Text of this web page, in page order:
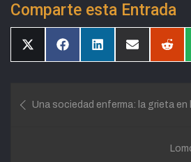
Comparte esta Entrada
CompartirCompartirCompartirCompartir
de
Una sociedad enferma: la grieta en